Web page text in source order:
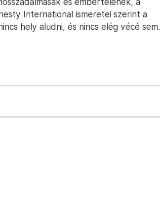
International ismeretei szerint a
hely aludni, és nincs elég vécé sem.